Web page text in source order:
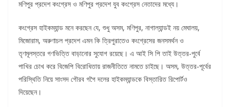
মণিপুর প্রদেশ কংগ্রেস ও মণিপুর প্রদেশ যুব কংগ্রেস নেতাদের মধ্যে।
কংগ্রেস হাইকম্যান্ড মনে করছেন যে, শুধু অসম, মণিপুর, নাগাল্যান্ডই নয় মেঘালয়,
মিজোরাম, অরুণাচল প্রদেশ এমন কি ত্রিপুরাতেও কংগ্রেসের জনসমর্থন ও
তৃণমূলস্তরে গণভিত্তি বাড়ানোর সুযোগ রয়েছে। এ আই সি পি তাই উত্তর-পুর্বে
পাখির চোখ করে বিজেপি বিরোধিতায় রাজনীতিতে নামতে চাইছে। অসম, উত্তর-পূর্বের
পরিস্থিতি নিয়ে সাংসদ গৌরব গগৈ দলের হাইকম্যান্ডকে বিস্তারিত রিপোর্টও
দিয়েছেন।